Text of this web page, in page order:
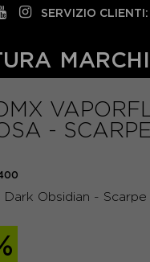
SERVIZIO
MARCHI
-
Obsidian - Scarpe